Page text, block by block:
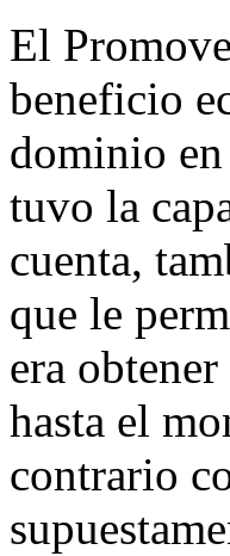
El
beneficio
dominio
tuvo la
cuenta,
que le
era
hasta el
contrario